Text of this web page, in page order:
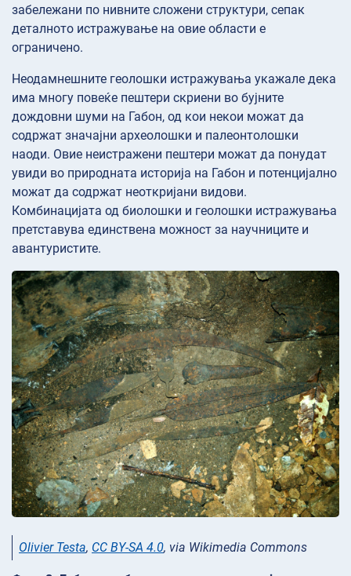
забележани по нивните сложени структури, сепак
деталното истражување на овие области е
ограничено.
Неодамнешните геолошки истражувања укажале дека
има многу повеќе пештери скриени во бујните
дождовни шуми на Габон, од кои некои можат да
содржат значајни археолошки и палеонтолошки
наоди. Овие неистражени пештери можат да понудат
увиди во природната историја на Габон и потенцијално
можат да содржат неоткријани видови.
Комбинацијата од биолошки и геолошки истражувања
претставува единствена можност за научниците и
авантуристите.
Olivier Testa, CC BY-SA 4.0, via Wikimedia Commons